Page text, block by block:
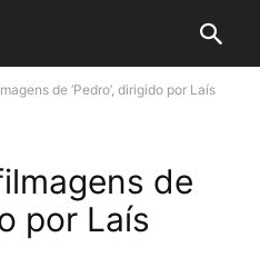
de ‘Pedro’, dirigido por Laís
de
por Laís